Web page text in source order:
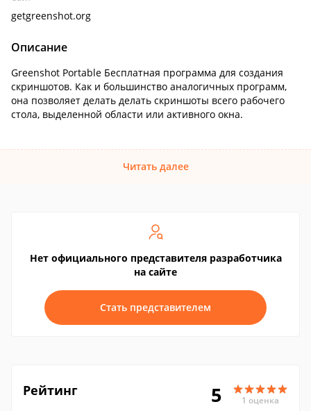
getgreenshot.org
Описание
Greenshot Portable Бесплатная программа для создания
скриншотов. Как и большинство аналогичных программ,
она позволяет делать делать скриншоты всего рабочего
стола, выделенной области или активного окна.
Читать далее
Нет официального представителя разработчика
на сайте
Стать представителем
Рейтинг 5 1 оценка